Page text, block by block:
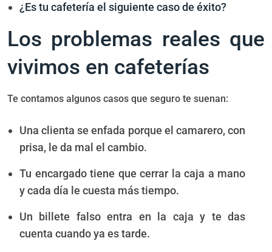
¿Es tu cafetería el siguiente caso de éxito?
Los problemas reales que
vivimos en cafeterías
Te contamos algunos casos que seguro te suenan:
Una clienta se enfada porque el camarero, con
prisa, le da mal el cambio.
Tu encargado tiene que cerrar la caja a mano
y cada día le cuesta más tiempo.
Un billete falso entra en la caja y te das
cuenta cuando ya es tarde.